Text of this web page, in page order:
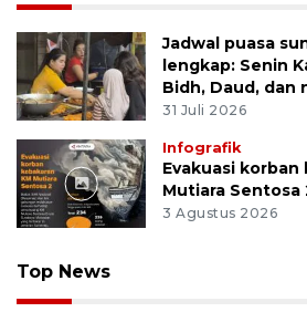
Jadwal puasa
lengkap: Senin
Bidh, Daud, dan
31 Juli 2026
Infografik
Evakuasi korban
Mutiara Sentosa
3 Agustus 2026
Top News